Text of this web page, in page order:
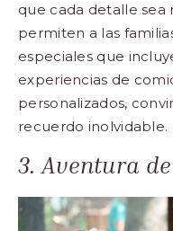
que cada detalle sea
permiten a las
especiales que
experiencias de
personalizados,
recuerdo inolvidable.
3. Aventura